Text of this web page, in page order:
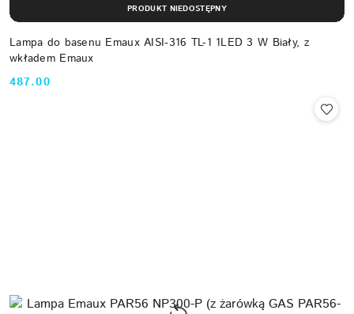
Lampa do basenu Emaux AISI-316 TL-1 1LED 3 W Biały, z
wkładem Emaux
Cena:
487.00
PRODUKT NIEDOSTĘPNY